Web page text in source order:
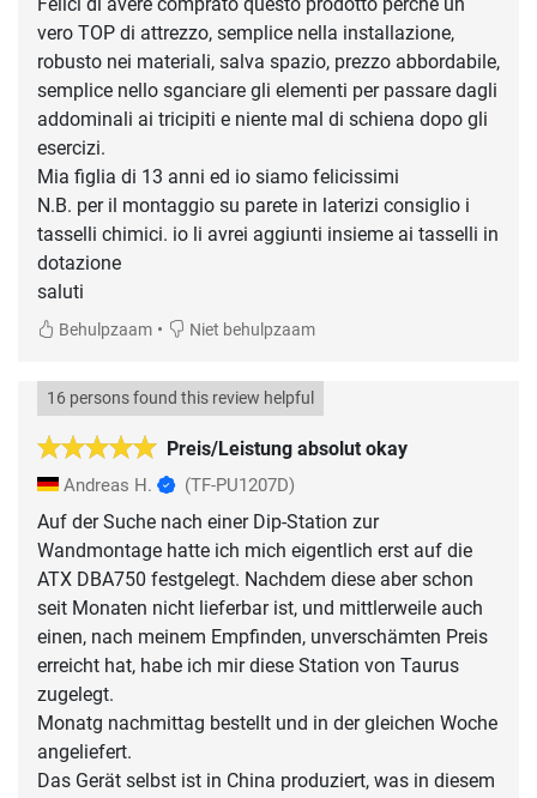
vero TOP di attrezzo, semplice nella installazione,
robusto nei materiali, salva spazio, prezzo abbordabile,
semplice nello sganciare gli elementi per passare dagli
addominali ai tricipiti e niente mal di schiena dopo gli
esercizi.
Mia figlia di 13 anni ed io siamo felicissimi
N.B. per il montaggio su parete in laterizi consiglio i
tasselli chimici. io li avrei aggiunti insieme ai tasselli in
dotazione
saluti
Behulpzaam • Niet behulpzaam
Preis/Leistung absolut okay
16 persons found this review helpful
Andreas H. (TF-PU1207D)
Auf der Suche nach einer Dip-Station zur
Wandmontage hatte ich mich eigentlich erst auf die
ATX DBA750 festgelegt. Nachdem diese aber schon
seit Monaten nicht lieferbar ist, und mittlerweile auch
einen, nach meinem Empfinden, unverschämten Preis
erreicht hat, habe ich mir diese Station von Taurus
zugelegt.
Monatg nachmittag bestellt und in der gleichen Woche
angeliefert.
Das Gerät selbst ist in China produziert, was in diesem